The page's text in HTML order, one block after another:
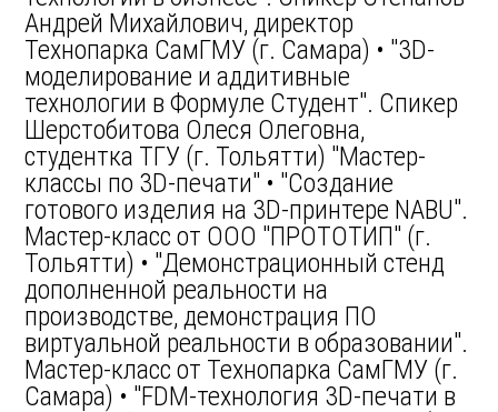
Андрей Михайлович, директор
Технопарка СамГМУ (г. Самара) • "3D-
моделирование и аддитивные
технологии в Формуле Студент". Спикер
Шерстобитова Олеся Олеговна,
студентка ТГУ (г. Тольятти) "Мастер-
классы по 3D-печати" • "Создание
готового изделия на 3D-принтере NABU".
Мастер-класс от ООО "ПРОТОТИП" (г.
Тольятти) • "Демонстрационный стенд
дополненной реальности на
производстве, демонстрация ПО
виртуальной реальности в образовании".
Мастер-класс от Технопарка СамГМУ (г.
Самара) • "FDM-технология 3D-печати в